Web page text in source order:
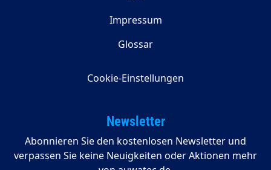
Impressum
Glossar
Cookie-Einstellungen
Newsletter
Abonnieren Sie den kostenlosen Newsletter und
verpassen Sie keine Neuigkeiten oder Aktionen mehr